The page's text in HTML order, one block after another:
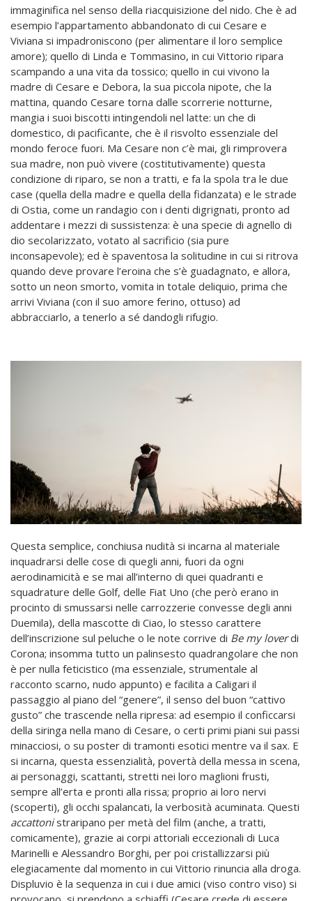
immaginifica nel senso della riacquisizione del nido. Che è ad
esempio l’appartamento abbandonato di cui Cesare e
Viviana si impadroniscono (per alimentare il loro semplice
amore); quello di Linda e Tommasino, in cui Vittorio ripara
scampando a una vita da tossico; quello in cui vivono la
madre di Cesare e Debora, la sua piccola nipote, che la
mattina, quando Cesare torna dalle scorrerie notturne,
mangia i suoi biscotti intingendoli nel latte: un che di
domestico, di pacificante, che è il risvolto essenziale del
mondo feroce fuori. Ma Cesare non c’è mai, gli rimprovera
sua madre, non può vivere (costitutivamente) questa
condizione di riparo, se non a tratti, e fa la spola tra le due
case (quella della madre e quella della fidanzata) e le strade
di Ostia, come un randagio con i denti digrignati, pronto ad
addentare i mezzi di sussistenza: è una specie di agnello di
dio secolarizzato, votato al sacrificio (sia pure
inconsapevole); ed è spaventosa la solitudine in cui si ritrova
quando deve provare l’eroina che s’è guadagnato, e allora,
sotto un neon smorto, vomita in totale deliquio, prima che
arrivi Viviana (con il suo amore ferino, ottuso) ad
abbracciarlo, a tenerlo a sé dandogli rifugio.
Questa semplice, conchiusa nudità si incarna al materiale
inquadrarsi delle cose di quegli anni, fuori da ogni
aerodinamicità e se mai all’interno di quei quadranti e
squadrature delle Golf, delle Fiat Uno (che però erano in
procinto di smussarsi nelle carrozzerie convesse degli anni
Duemila), della mascotte di Ciao, lo stesso carattere
dell’inscrizione sul peluche o le note corrive di Be my loverdi
Corona; insomma tutto un palinsesto quadrangolare che non
è per nulla feticistico (ma essenziale, strumentale al
racconto scarno, nudo appunto) e facilita a Caligari il
passaggio al piano del “genere”, il senso del buon “cattivo
gusto” che trascende nella ripresa: ad esempio il conficcarsi
della siringa nella mano di Cesare, o certi primi piani sui passi
minacciosi, o su poster di tramonti esotici mentre va il sax. E
si incarna, questa essenzialità, povertà della messa in scena,
ai personaggi, scattanti, stretti nei loro maglioni frusti,
sempre all’erta e pronti alla rissa; proprio ai loro nervi
(scoperti), gli occhi spalancati, la verbosità acuminata. Questi
accattonistraripano per metà del film (anche, a tratti,
comicamente), grazie ai corpi attoriali eccezionali di Luca
Marinelli e Alessandro Borghi, per poi cristallizzarsi più
elegiacamente dal momento in cui Vittorio rinuncia alla droga.
Displuvio è la sequenza in cui i due amici (viso contro viso) si